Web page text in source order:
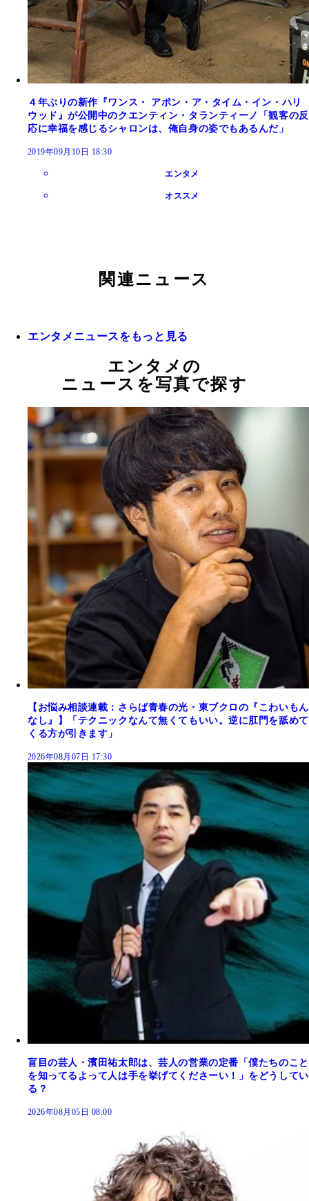
４年ぶりの新作『ワンス・ アポン・ア・タイム・イン・ハリ
ウッド』が公開中のクエンティン・タランティーノ「観客の反
応に幸福を感じるシャロンは、俺自身の姿でもあるんだ」
2019年09月10日 18:30
エンタメ
オススメ
関連ニュース
エンタメニュースをもっと見る
エンタメの
ニュースを写真で探す
【お悩み相談連載：さらば青春の光・東ブクロの『こわいもん
なし』】「テクニックなんて無くてもいい。逆に肛門を舐めて
くる方が引きます」
2026年08月07日 17:30
盲目の芸人・濱田祐太郎は、芸人の営業の定番「僕たちのこと
を知ってるよって人は手を挙げてくださーい！」をどうしてい
る？
2026年08月05日 08:00